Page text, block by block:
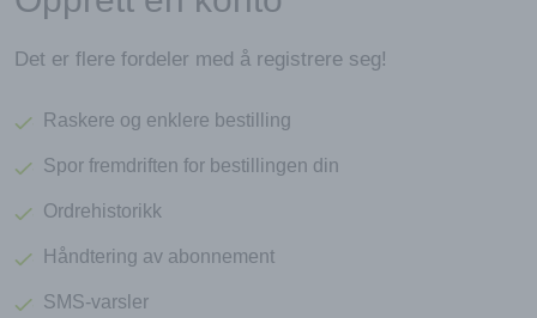
Det er flere fordeler med å registrere seg!
Raskere og enklere bestilling
Spor fremdriften for bestillingen din
Ordrehistorikk
Håndtering av abonnement
SMS-varsler